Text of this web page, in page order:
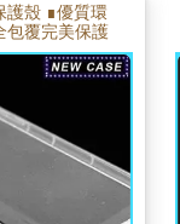
護殼 ∎優質環
包覆完美保護
強氣墊 ∎耐彎
變形